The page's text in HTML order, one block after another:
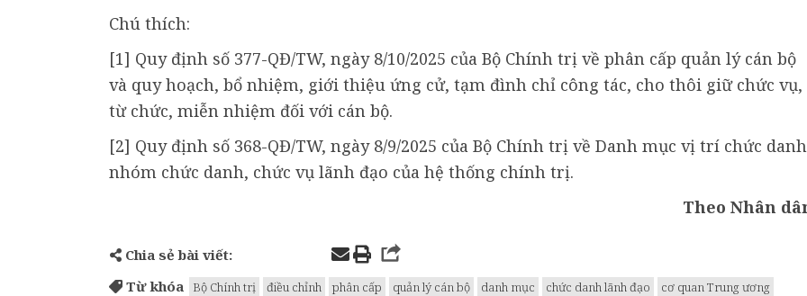
Chú thích:
[1] Quy định số 377-QĐ/TW, ngày 8/10/2025 của Bộ Chính trị về phân cấp quản lý cán bộ
và quy hoạch, bổ nhiệm, giới thiệu ứng cử, tạm đình chỉ công tác, cho thôi giữ chức vụ,
từ chức, miễn nhiệm đối với cán bộ.
[2] Quy định số 368-QĐ/TW, ngày 8/9/2025 của Bộ Chính trị về Danh mục vị trí chức
nhóm chức danh, chức vụ lãnh đạo của hệ thống chính trị.
Theo Nhân
Chia sẻ bài viết:
Từ khóa
Bộ Chính trị điều chỉnh phân cấp quản lý cán bộ danh mục chức danh lãnh đạo
cơ quan Trung ương